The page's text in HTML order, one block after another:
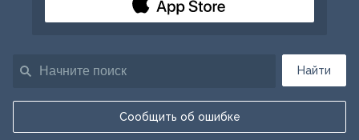
Найти
Сообщить об ошибке